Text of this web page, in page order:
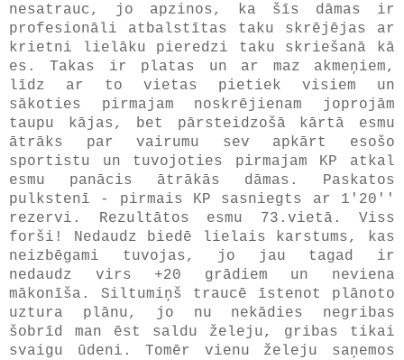
nesatrauc, jo apzinos, ka šīs dāmas ir
profesionāli atbalstītas taku skrējējas ar
krietni lielāku pieredzi taku skriešanā kā
es. Takas ir platas un ar maz akmeņiem,
līdz ar to vietas pietiek visiem un
sākoties pirmajam noskrējienam joprojām
taupu kājas, bet pārsteidzošā kārtā esmu
ātrāks par vairumu sev apkārt esošo
sportistu un tuvojoties pirmajam KP atkal
esmu panācis ātrākās dāmas. Paskatos
pulkstenī - pirmais KP sasniegts ar 1'20''
rezervi. Rezultātos esmu 73.vietā. Viss
forši! Nedaudz biedē lielais karstums, kas
neizbēgami tuvojas, jo jau tagad ir
nedaudz virs +20 grādiem un neviena
mākonīša. Siltumiņš traucē īstenot plānoto
uztura plānu, jo nu nekādies negribas
šobrīd man ēst saldu želeju, gribas tikai
svaigu ūdeni. Tomēr vienu želeju saņemos